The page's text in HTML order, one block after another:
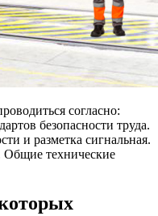
согласно:
безопасности труда.
и разметка сигнальная.
Общие технические